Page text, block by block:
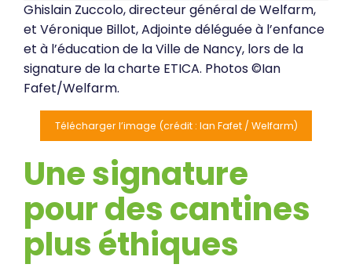
Ghislain Zuccolo, directeur général de Welfarm,
et Véronique Billot, Adjointe déléguée à l’enfance
et à l’éducation de la Ville de Nancy, lors de la
signature de la charte ETICA. Photos ©Ian
Fafet/Welfarm.
Télécharger l’image (crédit : Ian Fafet / Welfarm)
Une signature
pour des cantines
plus éthiques